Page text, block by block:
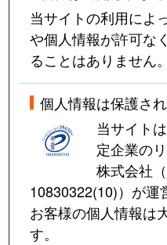
当サイトの利用によ
や個人情報が許可な
ることはありません。
個人情報は保護さ
当サイト
定企業の
株式会社
10830322(10)）が運
お客様の個人情報は
す。